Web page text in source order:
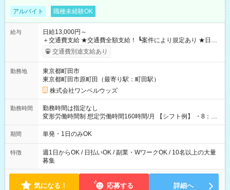
アルバイト 職種未経験OK
給与
日給13,000円～
＋交通費支給 ★交通費全額支給！ ┗案件により規定あり ★日払
いOK！（規定あり） ┗働いたその日に現金GET♪ お仕事後はコ
ンビニATMから 日払い分を引き落とせます！ 【試用期間】試
交通費別途支給あり
勤務地
東京都町田市
東京都町田市原町田（最寄り駅：町田駅）
株式会社ワンベルウッズ
勤務時間
勤務時間は指定なし
変形労働時間制 想定労働時間160時間/月 【シフト例】 ・8：00
～21：00
期間 単発・1日のみOK
特徴
週1日からOK / 日払いOK / 副業・WワークOK / 10名以上の大量
募集
気になる！ 応募する 詳細へ